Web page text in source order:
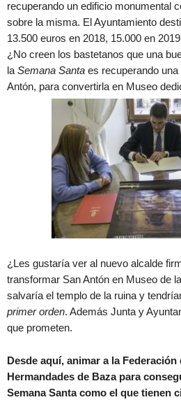
recuperando un edificio monumental
sobre la misma. El Ayuntamiento
13.500 euros en 2018, 15.000 en
¿No creen los bastetanos que una
la Semana Santa es recuperando
Antón, para convertirla en Museo
¿Les gustaría ver al nuevo alcalde
transformar San Antón en Museo de
salvaría el templo de la ruina y
primer orden. Además Junta y
que prometen.
Desde aquí, animar a la
Hermandades de Baza para
Semana Santa como el que tienen